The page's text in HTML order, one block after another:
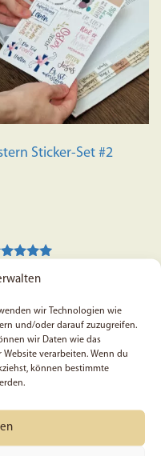
wir Technologien wie
und/oder darauf zuzugreifen.
wir Daten wie das
verarbeiten. Wenn du
können bestimmte
Sticker-Set #2
den Warenkorb